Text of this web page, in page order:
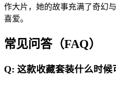
作大片，她的故事充满了奇幻
喜爱。
常见问答（FAQ）
Q: 这款收藏套装什么时候